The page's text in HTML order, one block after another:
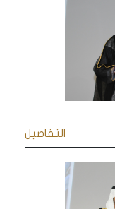
التفاصيل